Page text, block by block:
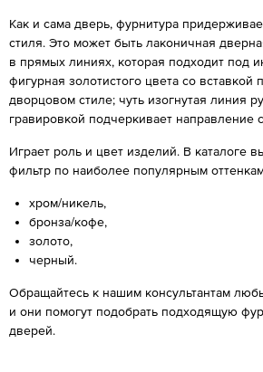
Как и сама дверь, фурнитура
стиля. Это может быть лаконичная
в прямых линиях, которая подходит под
фигурная золотистого цвета со вставкой
дворцовом стиле; чуть изогнутая линия
гравировкой подчеркивает направление
Играет роль и цвет изделий. В каталоге
фильтр по наиболее популярным
хром/никель,
бронза/кофе,
золото,
черный.
Обращайтесь к нашим консультантам
и они помогут подобрать подходящую
дверей.